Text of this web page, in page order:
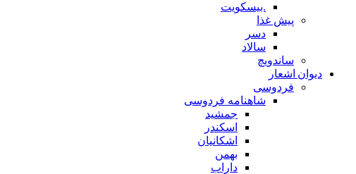
.بیسکویت
پیش غذا
دسر
سالاد
ساندویچ
دیوان اشعار
فردوسی
شاهنامه فردوسی
جمشید
اسکندر
اشکانیان
بهمن
داراب